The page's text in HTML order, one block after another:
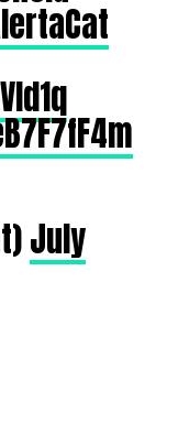
July